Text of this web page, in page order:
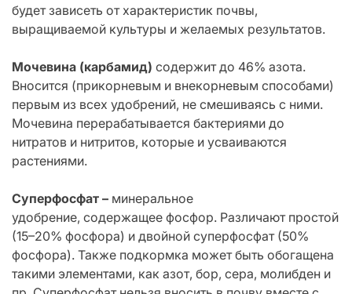
будет зависеть от характеристик почвы,
выращиваемой культуры и желаемых результатов.
Мочевина (карбамид) содержит до 46% азота.
Вносится (прикорневым и внекорневым способами)
первым из всех удобрений, не смешиваясь с ними.
Мочевина перерабатывается бактериями до
нитратов и нитритов, которые и усваиваются
растениями.
Суперфосфат – минеральное
удобрение, содержащее фосфор. Различают простой
(15–20% фосфора) и двойной суперфосфат (50%
фосфора). Также подкормка может быть обогащена
такими элементами, как азот, бор, сера, молибден и